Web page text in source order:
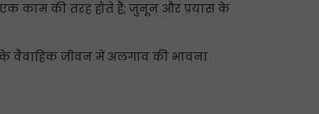
एक काम की तरह होते हैं; जुनून और प्रयास के
के वैवाहिक जीवन में अलगाव की भावना